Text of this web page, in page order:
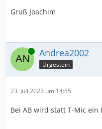
Gruß Joachim
Online Andrea2002
Urgestein
23. Juli 2023 um 14:55
Bei AB wird statt T-Mic ein